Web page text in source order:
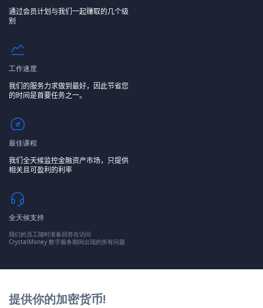
通过会员计划与我们一起赚取的几个级
别
工作速度
我们的服务力求做到最好，因此节省您
的时间是首要任务之一。
最佳课程
我们全天候监控金融资产市场，只提供
相关且可盈利的利率
全天候支持
我们的员工随时准备回答在访问
CrystalMoney 数字服务期间出现的所有问题
提供你的加密货币!